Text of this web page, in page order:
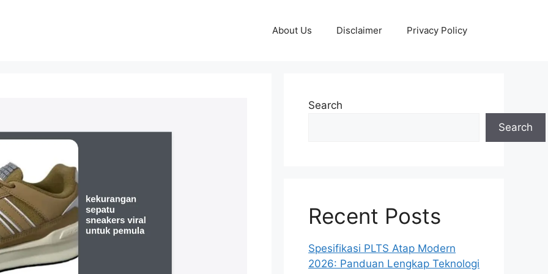
About Us Disclaimer Privacy Policy
Search
Search
Recent Posts
Spesifikasi PLTS Atap Modern
2026: Panduan Lengkap Teknologi